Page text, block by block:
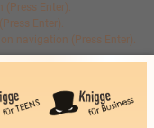
(Press Enter).
Enter).
navigation (Press Enter).